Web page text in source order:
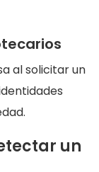
al solicitar un
un